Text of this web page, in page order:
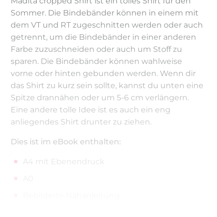
Sommer. Die Bindebänder können in einem mit
dem VT und RT zugeschnitten werden oder auch
getrennt, um die Bindebänder in einer anderen
Farbe zuzuschneiden oder auch um Stoff zu
sparen. Die Bindebänder können wahlweise
vorne oder hinten gebunden werden. Wenn dir
das Shirt zu kurz sein sollte, kannst du unten eine
Spitze drannähen oder um 5-6 cm verlängern.
Eine andere tolle Idee ist es auch ein eng
anliegendes Shirt drunter zu ziehen.
Dies ist im eBook enthalten:
A4 mit Ebenendruck